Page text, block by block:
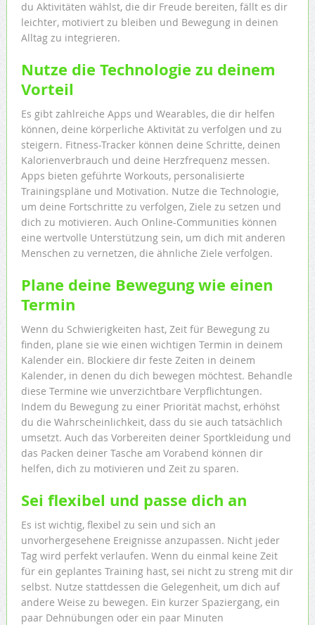
du Aktivitäten wählst, die dir Freude bereiten, fällt es dir
leichter, motiviert zu bleiben und Bewegung in deinen
Alltag zu integrieren.
Nutze die Technologie zu deinem
Vorteil
Es gibt zahlreiche Apps und Wearables, die dir helfen
können, deine körperliche Aktivität zu verfolgen und zu
steigern. Fitness-Tracker können deine Schritte, deinen
Kalorienverbrauch und deine Herzfrequenz messen.
Apps bieten geführte Workouts, personalisierte
Trainingspläne und Motivation. Nutze die Technologie,
um deine Fortschritte zu verfolgen, Ziele zu setzen und
dich zu motivieren. Auch Online-Communities können
eine wertvolle Unterstützung sein, um dich mit anderen
Menschen zu vernetzen, die ähnliche Ziele verfolgen.
Plane deine Bewegung wie einen
Termin
Wenn du Schwierigkeiten hast, Zeit für Bewegung zu
finden, plane sie wie einen wichtigen Termin in deinem
Kalender ein. Blockiere dir feste Zeiten in deinem
Kalender, in denen du dich bewegen möchtest. Behandle
diese Termine wie unverzichtbare Verpflichtungen.
Indem du Bewegung zu einer Priorität machst, erhöhst
du die Wahrscheinlichkeit, dass du sie auch tatsächlich
umsetzt. Auch das Vorbereiten deiner Sportkleidung und
das Packen deiner Tasche am Vorabend können dir
helfen, dich zu motivieren und Zeit zu sparen.
Sei flexibel und passe dich an
Es ist wichtig, flexibel zu sein und sich an
unvorhergesehene Ereignisse anzupassen. Nicht jeder
Tag wird perfekt verlaufen. Wenn du einmal keine Zeit
für ein geplantes Training hast, sei nicht zu streng mit dir
selbst. Nutze stattdessen die Gelegenheit, um dich auf
andere Weise zu bewegen. Ein kurzer Spaziergang, ein
paar Dehnübungen oder ein paar Minuten